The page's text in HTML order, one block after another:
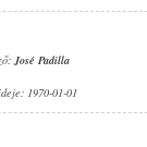
José Padilla
1970-01-01